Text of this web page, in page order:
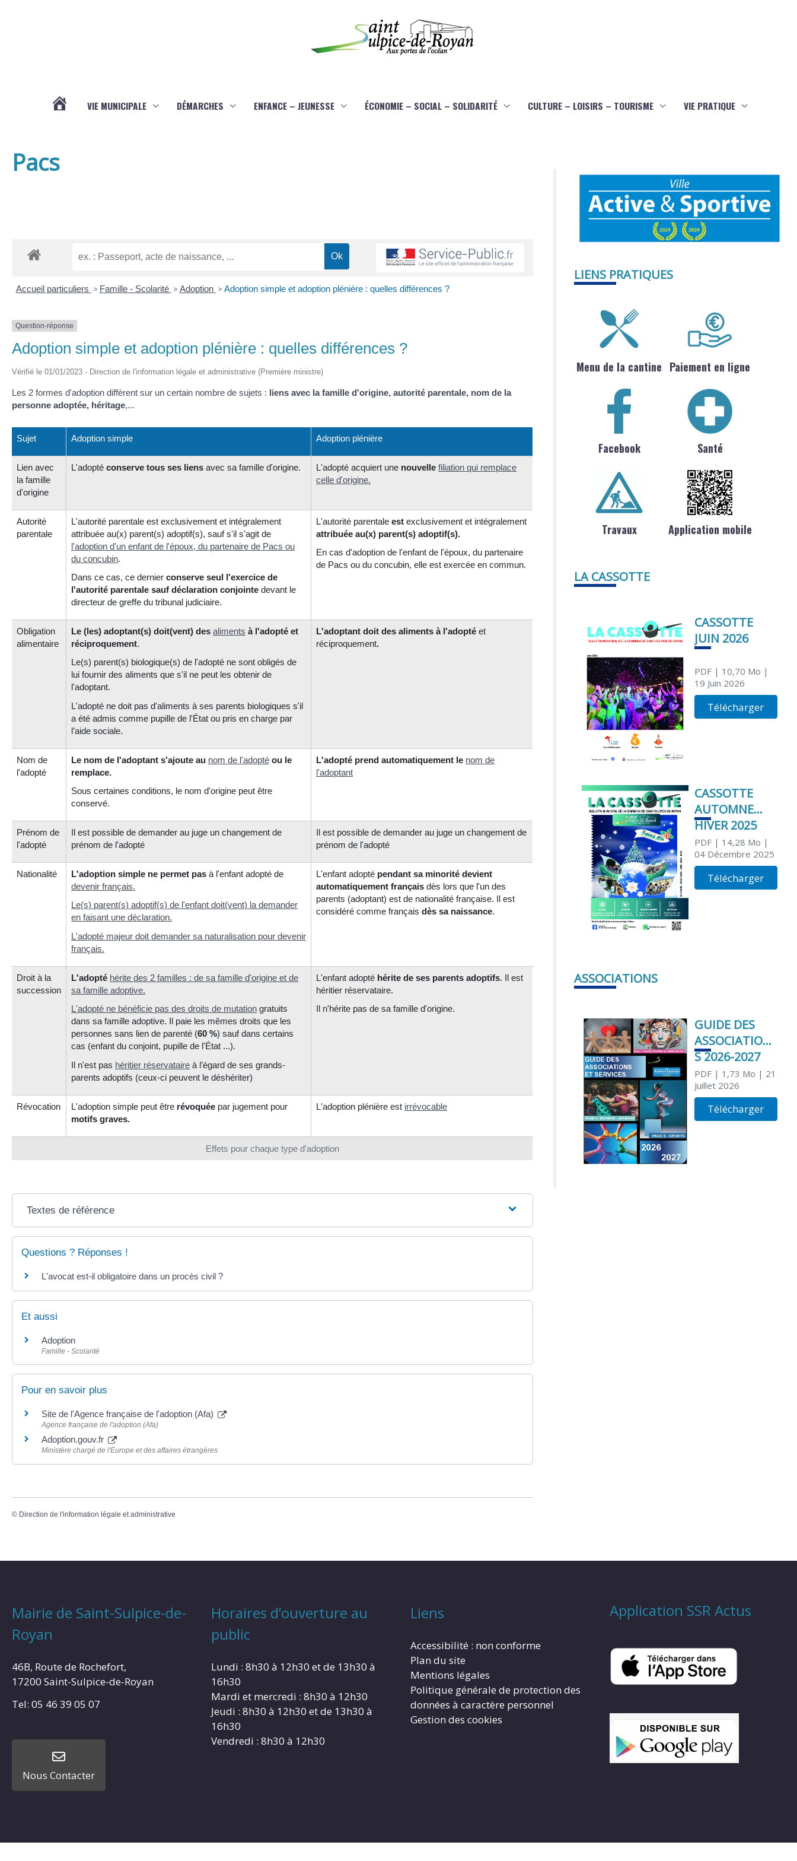
VIE MUNICIPALE DÉMARCHES ENFANCE – JEUNESSE ÉCONOMIE – SOCIAL – SOLIDARITÉ CULTURE – LOISIRS – TOURISME VIE PRATIQUE
Pacs
Accueil particuliers > Famille - Scolarité > Adoption > Adoption simple et adoption plénière : quelles différences ?
Question-réponse
Adoption simple et adoption plénière : quelles différences ?
Vérifié le 01/01/2023 - Direction de l'information légale et administrative (Première ministre)
Les 2 formes d'adoption diffèrent sur un certain nombre de sujets : liens avec la famille d'origine, autorité parentale, nom de la
personne adoptée, héritage,...
Effets pour chaque type d'adoption
Sujet Adoption simple Adoption plénière
Lien avec
la famille
d'origine
L'adopté conserve tous ses liens avec sa famille d'origine. L'adopté acquiert une nouvelle filiation qui remplace
celle d'origine.
Autorité
parentale
L'autorité parentale est exclusivement et intégralement
attribuée au(x) parent(s) adoptif(s), sauf s'il s'agit de
l'adoption d'un enfant de l'époux, du partenaire de Pacs ou
du concubin.
Dans ce cas, ce dernier conserve seul l'exercice de
l'autorité parentale sauf déclaration conjointe devant le
directeur de greffe du tribunal judiciaire.
L'autorité parentale est exclusivement et intégralement
attribuée au(x) parent(s) adoptif(s).
En cas d'adoption de l'enfant de l'époux, du partenaire
de Pacs ou du concubin, elle est exercée en commun.
Obligation
alimentaire
Le (les) adoptant(s) doit(vent) des aliments à l'adopté et
réciproquement.
Le(s) parent(s) biologique(s) de l'adopté ne sont obligés de
lui fournir des aliments que s'il ne peut les obtenir de
l'adoptant.
L'adopté ne doit pas d'aliments à ses parents biologiques s'il
a été admis comme pupille de l'État ou pris en charge par
l’aide sociale.
L'adoptant doit des aliments à l'adopté et
réciproquement.
Nom de
l'adopté
Le nom de l'adoptant s'ajoute au nom de l'adopté ou le
remplace.
Sous certaines conditions, le nom d'origine peut être
conservé.
L'adopté prend automatiquement le nom de
l'adoptant
Prénom de
l'adopté
Il est possible de demander au juge un changement de
prénom de l'adopté
Il est possible de demander au juge un changement de
prénom de l'adopté
Nationalité L'adoption simple ne permet pas à l'enfant adopté de
devenir français.
Le(s) parent(s) adoptif(s) de l'enfant doit(vent) la demander
en faisant une déclaration.
L'adopté majeur doit demander sa naturalisation pour devenir
français.
L'enfant adopté pendant sa minorité devient
automatiquement français dès lors que l'un des
parents (adoptant) est de nationalité française. Il est
considéré comme français dès sa naissance.
Droit à la
succession
L'adopté hérite des 2 familles : de sa famille d'origine et de
sa famille adoptive.
L'adopté ne bénéficie pas des droits de mutation gratuits
dans sa famille adoptive. Il paie les mêmes droits que les
personnes sans lien de parenté (60 %) sauf dans certains
cas (enfant du conjoint, pupille de l'État ...).
Il n'est pas héritier réservataire à l’égard de ses grands-
parents adoptifs (ceux-ci peuvent le déshériter)
L'enfant adopté hérite de ses parents adoptifs. Il est
héritier réservataire.
Il n'hérite pas de sa famille d'origine.
Révocation L'adoption simple peut être révoquée par jugement pour
motifs graves.
L'adoption plénière est irrévocable
Textes de référence
Questions ? Réponses !
L'avocat est-il obligatoire dans un procès civil ?
Et aussi
Adoption
Famille - Scolarité
Pour en savoir plus
Site de l'Agence française de l'adoption (Afa)
Agence française de l'adoption (Afa)
Adoption.gouv.fr
Ministère chargé de l'Europe et des affaires étrangères
© Direction de l'information légale et administrative
LIENS PRATIQUES
Menu de la cantine Paiement en ligne
Facebook Santé
Travaux Application mobile
LA CASSOTTE
CASSOTTE
JUIN 2026
PDF| 10,70 Mo |
19 Juin 2026
Télécharger
CASSOTTE
AUTOMNE
HIVER 2025
PDF| 14,28 Mo |
04 Décembre 2025
Télécharger
ASSOCIATIONS
GUIDE DES
ASSOCIATION
S 2026-2027
PDF| 1,73 Mo | 21
Juillet 2026
Télécharger
Mairie de Saint-Sulpice-de-
Royan
46B, Route de Rochefort,
17200 Saint-Sulpice-de-Royan
Tel: 05 46 39 05 07
Nous Contacter
Horaires d’ouverture au
public
Lundi : 8h30 à 12h30 et de 13h30 à
16h30
Mardi et mercredi : 8h30 à 12h30
Jeudi : 8h30 à 12h30 et de 13h30 à
16h30
Vendredi : 8h30 à 12h30
Liens
Accessibilité : non conforme
Plan du site
Mentions légales
Politique générale de protection des
données à caractère personnel
Gestion des cookies
Application SSR Actus